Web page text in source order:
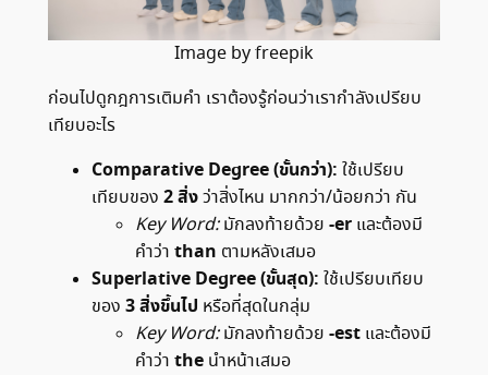
Image by freepik
ก่อนไปดูกฎการเติมคำ เราต้องรู้ก่อนว่าเรากำลังเปรียบ
เทียบอะไร
Comparative Degree (ขั้นกว่า): ใช้เปรียบ
เทียบของ 2 สิ่งว่าสิ่งไหน มากกว่า/น้อยกว่า กัน
Key Word:มักลงท้ายด้วย -erและต้องมี
คำว่า than ตามหลังเสมอ
Superlative Degree (ขั้นสุด): ใช้เปรียบเทียบ
ของ 3 สิ่งขึ้นไป หรือที่สุดในกลุ่ม
Key Word:มักลงท้ายด้วย -estและต้องมี
คำว่า theนำหน้าเสมอ